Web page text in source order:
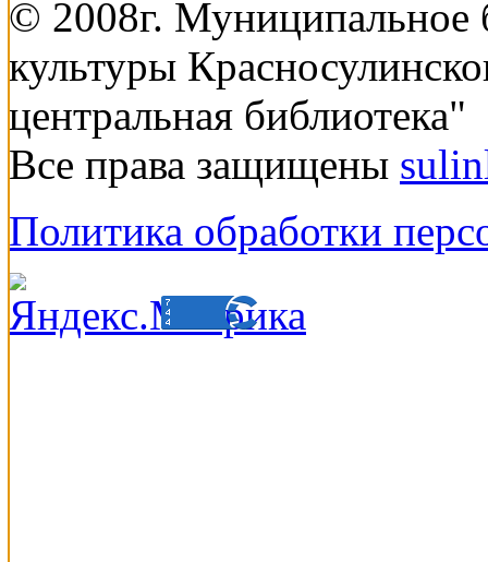
© 2008г. Муниципальное
культуры
центральная библиотека"
Все права защищены
Политика обработки